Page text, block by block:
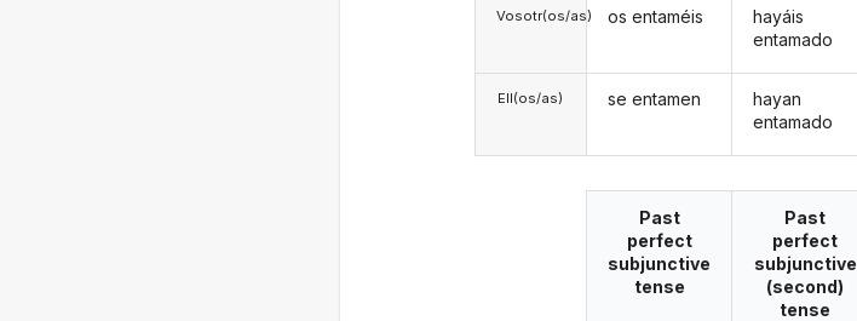
Vosotr(os/as)
Ell(os/as)
os entaméis
se entamen
hayáis
entamado
hayan
entamado
Past
perfect
subjunctive
tense
Past
perfect
subjunctive
(second)
tense